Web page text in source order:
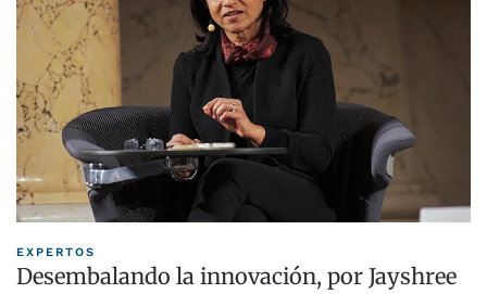
EXPERTOS
Desembalando la innovación, por Jayshree